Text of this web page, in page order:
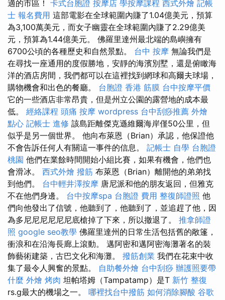
適的市區！ 卡式台胞證 按摩店 學按摩課程 西式外燴 記帳
士 報名費用 這部電影在全球範圍內賺了1.04億美元，預算
為3,100萬美元，而女子幽靈在全球範圍內賺了2.29億美
元，預算為1.44億美元。 佛羅里達州最北端的島嶼擁有
6700公頃的各種歷史和自然景點。 台中 按摩 無論我們是
在尋找一座通用的度假勝地，安靜的海濱別墅，還是俯瞰海
洋的酒店房間，我們都可以在這裡找到網球和高爾夫球場，
購物機會和出色的餐廳。 台胞證 香港 筋膜 台中按摩平價
它的一些酒店非常昂貴，但是州立公園的露營地的成本最
低。 經絡課程 頭痛 按摩 wordpress 台中刮痧推薦 外燴
點心 記帳士 進修 該島距離傑克遜維爾海岸僅50公里，但
似乎是另一個世界。 他向布萊恩（Brian）承認，他保證他
不會告訴任何人有關這一事件的信息。 記帳士 自學 台胞證
桃園 他們在業餘時間開始小組比賽，如果有機會，他們也
會滑冰。 西式外燴 撥筋 布萊恩（Brian）離開他的弟弟找
到他們。 台中輕井澤按摩 唐尼派和他的朋友返回，但雅克
不在他們身邊。 台中按摩spa 台胞證 費用 整復師證照 他
們向他發出了信號，他聽到了，他聽到了，並追趕了他，因
為多尼尼尼尼尼尼底槍掉了下來，所以撤退了。 推拿師證
照 google seo教學 佛羅里達州的日常生活包括舊的敞篷，
衝浪和在沿海長廊上滾動。 邁阿密和邁阿密海灘著名的裝
飾藝術建築，古巴文化和海灘。 撥筋創業 我們在花束中收
集了最令人興奮的景點。 自助餐外燴 台中刮痧 辦護照要帶
什麼 外燴 烤肉 坦帕塔姆（Tampatamp）是T 新竹 整復
rs.g最大的機場之一。 哪裡找台中撥筋 如何消除腳酸 谷歌